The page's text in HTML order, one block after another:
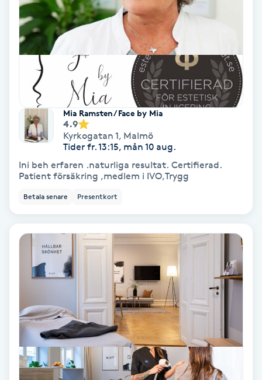
Olaplex
Olaplexbehandling
Ombre
Ombre brows
Ombre naglar
Optiker
Ortobionomi
Ortopedi
Osteopati
Paraffinbehandling
Pedikyr
Mia Ramsten/ Face by Mia
4.9
Kyrkogatan 1, Malmö
Tider fr. 13:15, mån 10 aug.
Ini beh erfaren .naturliga resultat. Certifierad.
Patient försäkring ,medlem i IVO,Trygg
Betala senare Presentkort